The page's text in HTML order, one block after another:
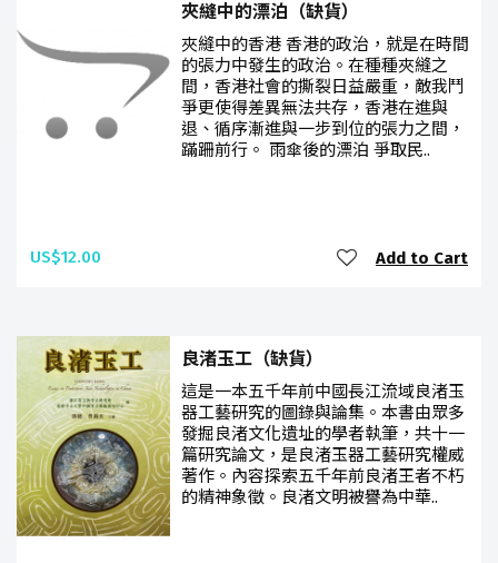
夾縫中的漂泊（缺貨）
夾縫中的香港 香港的政治，就是在時間
的張力中發生的政治。在種種夾縫之
間，香港社會的撕裂日益嚴重，敵我鬥
爭更使得差異無法共存，香港在進與
退、循序漸進與一步到位的張力之間，
蹣跚前行。 雨傘後的漂泊 爭取民..
US$12.00 Add to Cart
良渚玉工（缺貨）
這是一本五千年前中國長江流域良渚玉
器工藝研究的圖錄與論集。本書由眾多
發掘良渚文化遺址的學者執筆，共十一
篇研究論文，是良渚玉器工藝研究權威
著作。內容探索五千年前良渚王者不朽
的精神象徵。良渚文明被譽為中華..